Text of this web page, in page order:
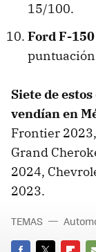
15/100.
Ford F-
Siete de
vendían en
Frontier
Grand
2024,
2023.
TEMAS